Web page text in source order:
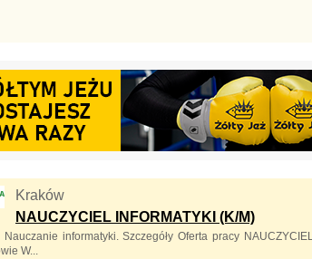
Kraków
NAUCZYCIEL INFORMATYKI (K/M)
informatyki. Szczegóły Oferta pracy
W...